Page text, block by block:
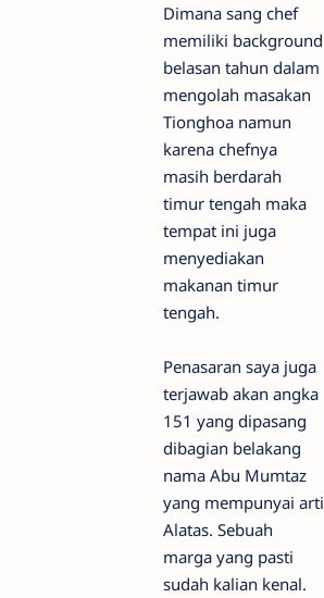
Dimana sang chef
memiliki background
belasan tahun dalam
mengolah masakan
Tionghoa namun
karena chefnya
masih berdarah
timur tengah maka
tempat ini juga
menyediakan
makanan timur
tengah.
Penasaran saya juga
terjawab akan angka
151 yang dipasang
dibagian belakang
nama Abu Mumtaz
yang mempunyai arti
Alatas. Sebuah
marga yang pasti
sudah kalian kenal.